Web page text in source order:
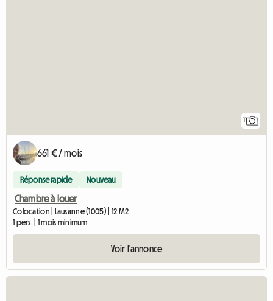
11
661 € / mois
Réponse rapide Nouveau
Chambre à louer
Colocation | Lausanne (1005) | 12 M2
1 pers. | 1 mois minimum
Voir l'annonce